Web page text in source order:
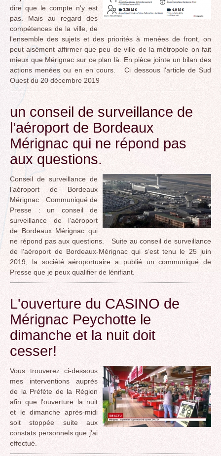
dire que le compte n'y est
pas. Mais au regard des
compétences de la ville, de
l'ensemble des sujets et des priorités à menées de front, on
peut aisément affirmer que peu de ville de la métropole on fait
mieux que Mérignac sur ce plan là. En pièce jointe un bilan des
actions menées ou en en cours. Ci dessous l'article de Sud
Ouest du 20 décembre 2019
un conseil de surveillance de
l’aéroport de Bordeaux
Mérignac qui ne répond pas
aux questions.
Conseil de surveillance de
l’aéroport de Bordeaux
Mérignac Communiqué de
Presse : un conseil de
surveillance de l’aéroport
de Bordeaux Mérignac qui
ne répond pas aux questions. Suite au conseil de surveillance
de l’aéroport de Bordeaux-Mérignac qui s’est tenu le 25 juin
2019, la société aéroportuaire a publié un communiqué de
Presse que je peux qualifier de lénifiant.
L'ouverture du CASINO de
Mérignac Peychotte le
dimanche et la nuit doit
cesser!
Vous trouverez ci-dessous
mes interventions auprès
de la Préfète de la Région
afin que l'ouverture la nuit
et le dimanche après-midi
soit stoppée suite aux
constats personnels que j'ai
effectué.